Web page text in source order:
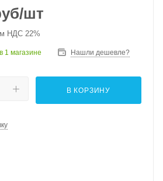
/шт
НДС 22%
в 1 магазине Нашли дешевле?
В КОРЗИНУ